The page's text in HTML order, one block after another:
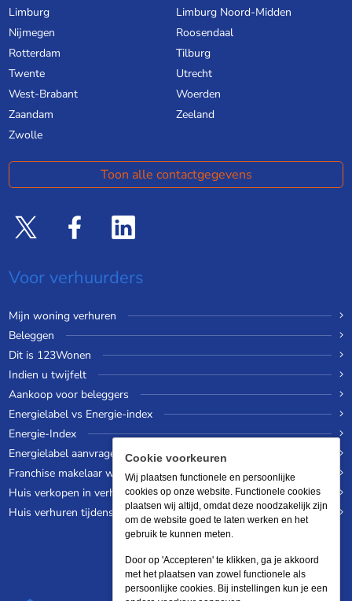
Limburg
Limburg Noord-Midden
Nijmegen
Roosendaal
Rotterdam
Tilburg
Twente
Utrecht
West-Brabant
Woerden
Zaandam
Zeeland
Zwolle
Toon alle contactgegevens
Voor verhuurders
Mijn woning verhuren
Beleggen
Dit is 123Wonen
Indien u twijfelt
Aankoop voor beleggers
Energielabel vs Energie-index
Energie-Index
Energielabel aanvragen
Franchise makelaar worden
Huis verkopen in verhuurde staat
Huis verhuren tijdens een wereldreis
Cookie voorkeuren
Wij plaatsen functionele en persoonlijke
cookies op onze website. Functionele cookies
plaatsen wij altijd, omdat deze noodzakelijk zijn
om de website goed te laten werken en het
gebruik te kunnen meten.
Door op 'Accepteren' te klikken, ga je akkoord
met het plaatsen van zowel functionele als
persoonlijke cookies. Bij instellingen kun je een